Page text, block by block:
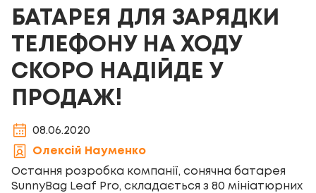
БАТАРЕЯ ДЛЯ ЗАРЯДКИ
ТЕЛЕФОНУ НА ХОДУ
СКОРО НАДІЙДЕ У
ПРОДАЖ!
08.06.2020
Олексій Науменко
Остання розробка компанії, сонячна батарея
SunnyBag Leaf Pro, складається з 80 мініатюрних